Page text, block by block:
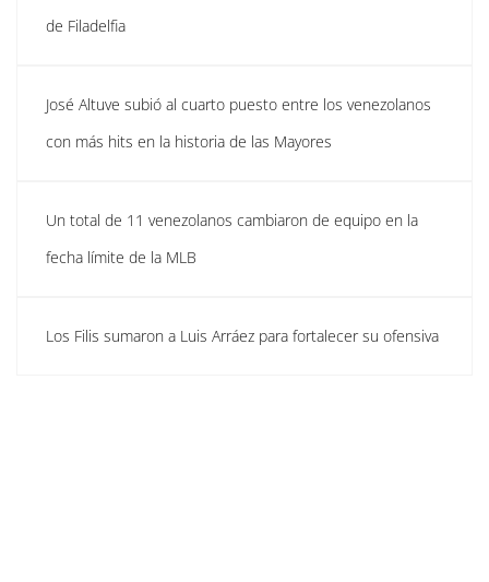
de Filadelfia
José Altuve subió al cuarto puesto entre los venezolanos
con más hits en la historia de las Mayores
Un total de 11 venezolanos cambiaron de equipo en la
fecha límite de la MLB
Los Filis sumaron a Luis Arráez para fortalecer su ofensiva